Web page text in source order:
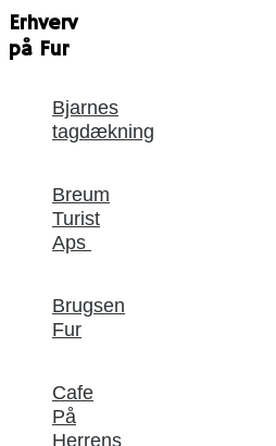
Erhverv
på Fur
Bjarnes
tagdækning
Breum
Turist
Aps
Brugsen
Fur
Cafe
På
Herrens